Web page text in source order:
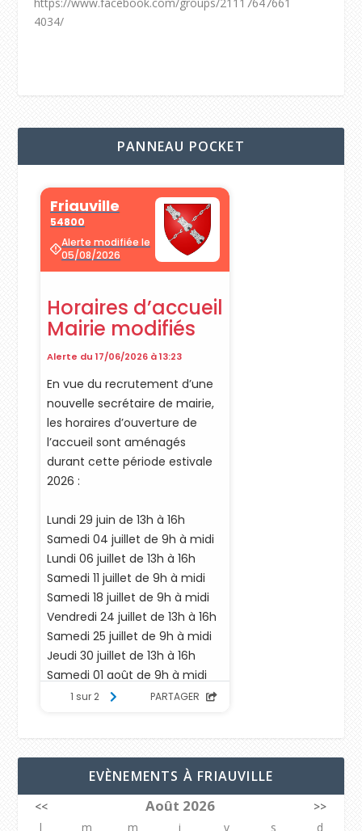
4034/
PANNEAU POCKET
EVÈNEMENTS À FRIAUVILLE
<< Août 2026
>>
l
m m j v s
d